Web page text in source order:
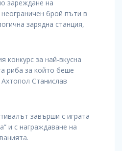
зареждане на
брой пъти в
зарядна станция,
конкурс за най-вкусна
риба за който беше
Станислав
завърши с играта
и с награждаване на